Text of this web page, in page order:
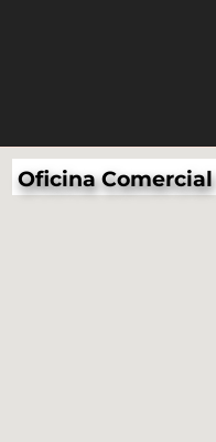
Oficina Comercial